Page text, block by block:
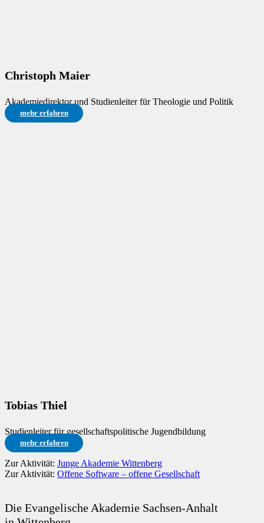
Christoph Maier
Akademiedirektor und Studienleiter für Theologie und Politik
mehr erfahren
Tobias Thiel
Studienleiter für gesellschaftspolitische Jugendbildung
mehr erfahren
Zur Aktivität: Junge Akademie Wittenberg
Zur Aktivität: Offene Software – offene Gesellschaft
Die Evangelische Akademie Sachsen-Anhalt